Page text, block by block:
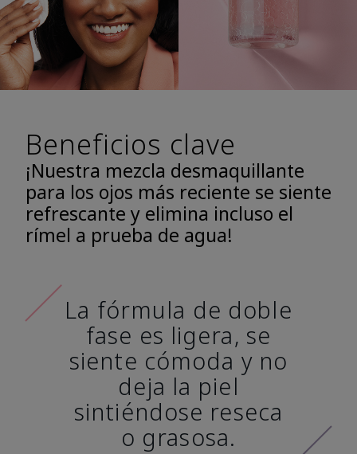
Beneficios clave
¡Nuestra mezcla desmaquillante
para los ojos más reciente se siente
refrescante y elimina incluso el
rímel a prueba de agua!
La fórmula de doble
fase es ligera, se
siente cómoda y no
deja la piel
sintiéndose reseca
o grasosa.